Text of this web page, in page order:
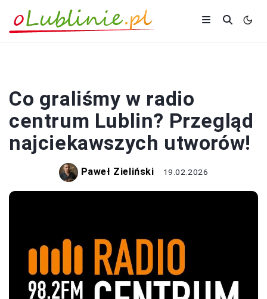
Co graliśmy w radio
centrum Lublin? Przegląd
najciekawszych utworów!
Paweł Zieliński 19.02.2026